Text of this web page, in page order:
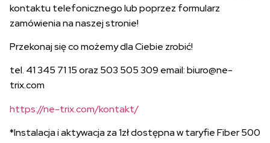
kontaktu telefonicznego lub poprzez formularz
zamówienia na naszej stronie!
Przekonaj się co możemy dla Ciebie zrobić!
tel. 41 345 71 15 oraz 503 505 309 email: biuro@ne-
trix.com
https://ne-trix.com/kontakt/
*Instalacja i aktywacja za 1zł dostępna w taryfie Fiber 500